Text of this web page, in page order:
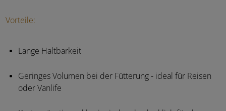
Vorteile:
Lange Haltbarkeit
Geringes Volumen bei der Fütterung - ideal für Reisen
oder Vanlife